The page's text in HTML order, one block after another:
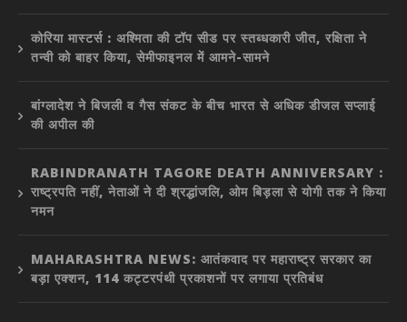
कोरिया मास्टर्स : अश्मिता की टॉप सीड पर स्तब्धकारी जीत, रक्षिता ने
तन्वी को बाहर किया, सेमीफाइनल में आमने-सामने
बांग्लादेश ने बिजली व गैस संकट के बीच भारत से अधिक डीजल सप्लाई
की अपील की
RABINDRANATH TAGORE DEATH ANNIVERSARY :
राष्ट्रपति नहीं, नेताओं ने दी श्रद्धांजलि, ओम बिड़ला से योगी तक ने किया
नमन
MAHARASHTRA NEWS: आतंकवाद पर महाराष्ट्र सरकार का
बड़ा एक्शन, 114 कट्टरपंथी प्रकाशनों पर लगाया प्रतिबंध